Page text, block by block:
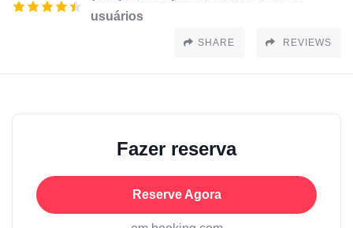
usuários
SHARE REVIEWS
Fazer reserva
Reserve Agora